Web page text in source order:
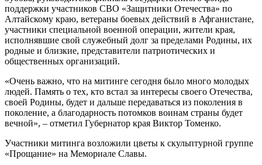
поддержки участников СВО «Защитники Отечества» по
Алтайскому краю, ветераны боевых действий в Афганистане,
участники специальной военной операции, жители края,
исполнявшие свой служебный долг за пределами Родины, их
родные и близкие, представители патриотических и
общественных организаций.
«Очень важно, что на митинге сегодня было много молодых
людей. Память о тех, кто встал за интересы своего Отечества,
своей Родины, будет и дальше передаваться из поколения в
поколение, а благодарность потомков воинам страны будет
вечной», – отметил Губернатор края Виктор Томенко.
Участники митинга возложили цветы к скульптурной группе
«Прощание» на Мемориале Славы.